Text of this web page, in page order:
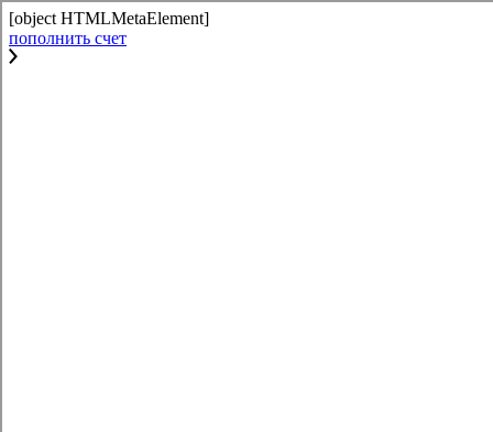
[object HTMLMetaElement]
пополнить счет